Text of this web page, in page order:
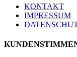
KONTAKT
IMPRESSUM